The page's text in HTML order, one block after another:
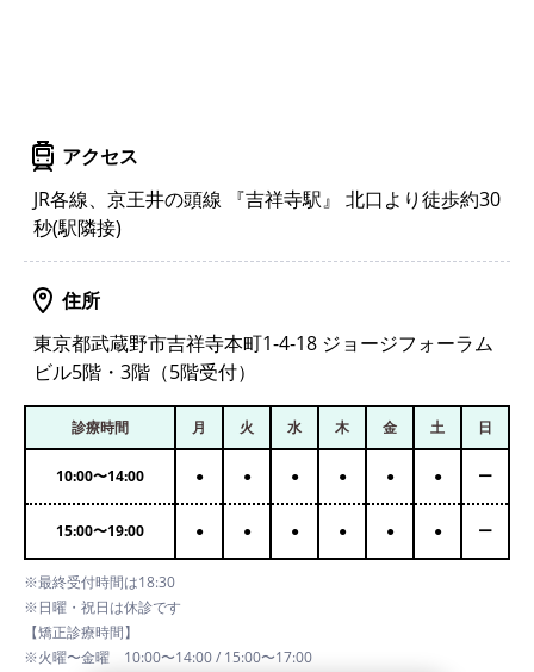
アクセス
JR各線、京王井の頭線 『吉祥寺駅』 北口より徒歩約30
秒(駅隣接)
住所
東京都武蔵野市吉祥寺本町1-4-18 ジョージフォーラム
ビル5階・3階（5階受付）
診療時間 月 火 水 木 金 土 日
10:00〜14:00 ● ● ● ● ● ● ー
15:00〜19:00 ● ● ● ● ● ● ー
※最終受付時間は18:30
※日曜・祝日は休診です
【矯正診療時間】
※火曜〜金曜 10:00〜14:00 / 15:00〜17:00